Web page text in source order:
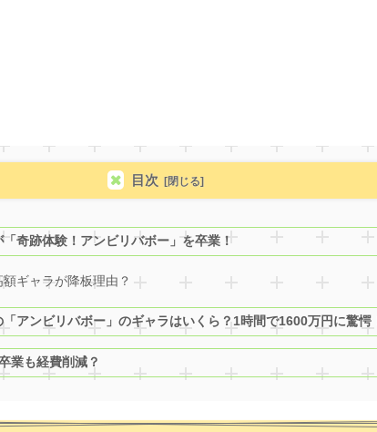
目次
奇跡体験！アンビリバボー」を卒業！
ギャラが降板理由？
「アンビリバボー」のギャラはいくら？1時間で1600万円に驚愕
業も経費削減？